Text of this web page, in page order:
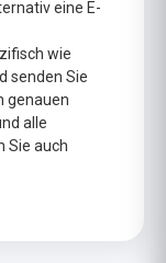
eine E-
wie
senden Sie
genauen
alle
Sie auch